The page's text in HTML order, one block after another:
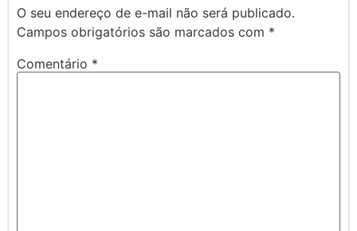
O seu endereço de e-mail não será publicado.
Campos obrigatórios são marcados com *
Comentário *